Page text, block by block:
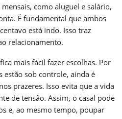
como aluguel e salário,
É fundamental que ambos
está indo. Isso traz
relacionamento.
mais fácil fazer escolhas. Por
estão sob controle, ainda é
prazeres. Isso evita que a vida
de tensão. Assim, o casal pode
e, ao mesmo tempo, poupar